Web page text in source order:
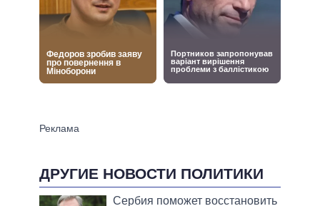
ДРУГИЕ НОВОСТИ ПОЛИТИКИ
Сербия поможет восстановить